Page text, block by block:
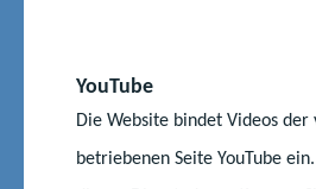
YouTube
Die Website bindet Videos der
betriebenen Seite YouTube
Reanimations- und Erste-Hilfe-